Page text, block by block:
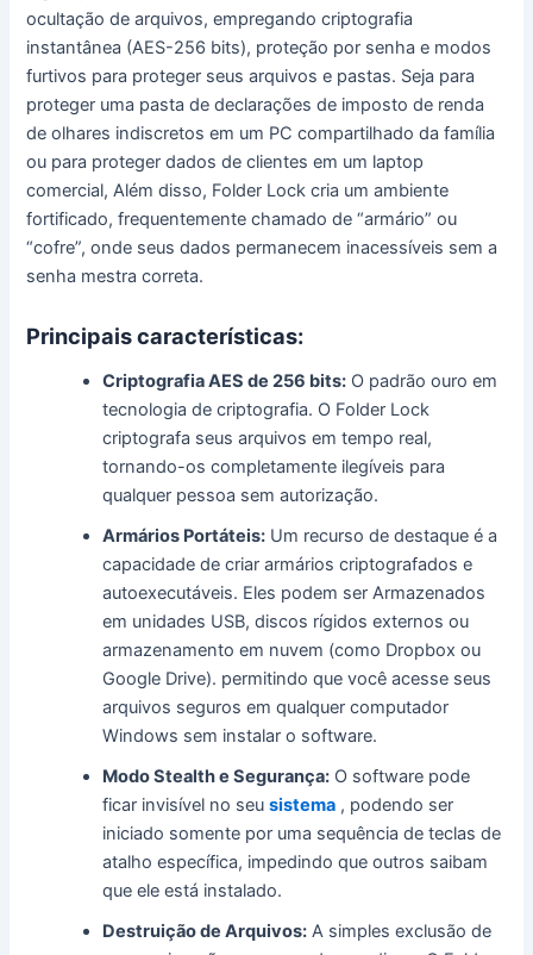
ocultação de arquivos, empregando criptografia
instantânea (AES-256 bits), proteção por senha e modos
furtivos para proteger seus arquivos e pastas. Seja para
proteger uma pasta de declarações de imposto de renda
de olhares indiscretos em um PC compartilhado da família
ou para proteger dados de clientes em um laptop
comercial, Além disso, Folder Lock cria um ambiente
fortificado, frequentemente chamado de “armário” ou
“cofre”, onde seus dados permanecem inacessíveis sem a
senha mestra correta.
Principais características:
Criptografia AES de 256 bits: O padrão ouro em
tecnologia de criptografia. O Folder Lock
criptografa seus arquivos em tempo real,
tornando-os completamente ilegíveis para
qualquer pessoa sem autorização.
Armários Portáteis: Um recurso de destaque é a
capacidade de criar armários criptografados e
autoexecutáveis. Eles podem ser Armazenados
em unidades USB, discos rígidos externos ou
armazenamento em nuvem (como Dropbox ou
Google Drive). permitindo que você acesse seus
arquivos seguros em qualquer computador
Windows sem instalar o software.
Modo Stealth e Segurança: O software pode
ficar invisível no seusistema , podendo ser
iniciado somente por uma sequência de teclas de
atalho específica, impedindo que outros saibam
que ele está instalado.
Destruição de Arquivos: A simples exclusão de